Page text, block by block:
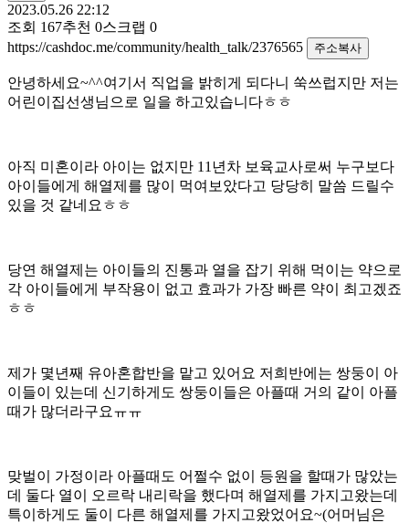
2023.05.26 22:12
조회 167추천 0스크랩 0
https://cashdoc.me/community/health_talk/2376565
주소복사
안녕하세요~^^여기서 직업을 밝히게 되다니 쑥쓰럽지만 저는
어린이집선생님으로 일을 하고있습니다ㅎㅎ
아직 미혼이라 아이는 없지만 11년차 보육교사로써 누구보다
아이들에게 해열제를 많이 먹여보았다고 당당히 말씀 드릴수
있을 것 같네요ㅎㅎ
당연 해열제는 아이들의 진통과 열을 잡기 위해 먹이는 약으로
각 아이들에게 부작용이 없고 효과가 가장 빠른 약이 최고겠죠
ㅎㅎ
제가 몇년째 유아혼합반을 맡고 있어요 저희반에는 쌍둥이 아
이들이 있는데 신기하게도 쌍둥이들은 아플때 거의 같이 아플
때가 많더라구요ㅠㅠ
맞벌이 가정이라 아플때도 어쩔수 없이 등원을 할때가 많았는
데 둘다 열이 오르락 내리락을 했다며 해열제를 가지고왔는데
특이하게도 둘이 다른 해열제를 가지고왔었어요~(어머님은